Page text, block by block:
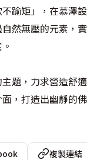
不踰矩」，在慕
然無壓的元素，
題，力求營造舒
，打造出幽靜的
，室內採無障礙設
複製連結